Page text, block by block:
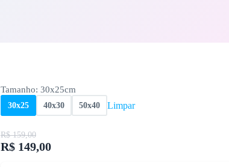
Tamanho: 30x25cm
30x25 40x30 50x40 Limpar
R$159,00
O
R$149,00
O